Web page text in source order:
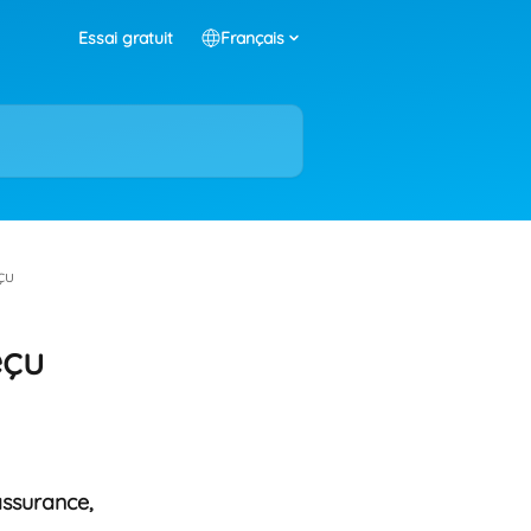
Essai gratuit Français